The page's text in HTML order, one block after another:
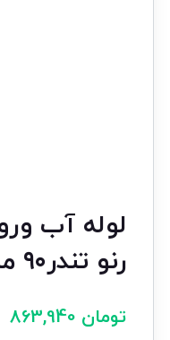
لوله آب
رنو تندر۹۰ مدل بالا
تومان